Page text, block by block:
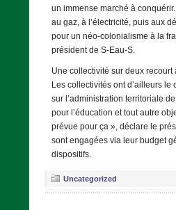
un immense marché à
au gaz, à l’électricité, puis aux
pour un néo-colonialisme à la
président de S-Eau-S.
Une collectivité sur deux recourt
Les collectivités ont d’ailleurs
sur l’administration territoriale
pour l’éducation et tout autre
prévue pour ça », déclare le
sont engagées via leur budget
dispositifs.
Uncategorized